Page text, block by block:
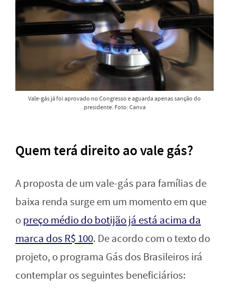
Vale-gás já foi aprovado no Congresso e aguarda apenas sanção do
presidente. Foto: Canva
Quem terá direito ao vale gás?
A proposta de um vale-gás para famílias de
baixa renda surge em um momento em que
opreço médio do botijão já está acima da
marca dos R$ 100. De acordo com o texto do
projeto, o programa Gás dos Brasileiros irá
contemplar os seguintes beneficiários: